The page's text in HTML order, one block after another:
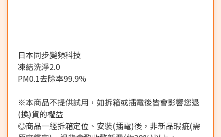
日本同步變頻科技
凍結洗淨2.0
PM0.1去除率99.9%
※本商品不提供試用，如拆箱或插電後皆會影響您退
(換)貨的權益
◎商品一經拆箱定位、安裝(插電)後，非新品瑕疵(需